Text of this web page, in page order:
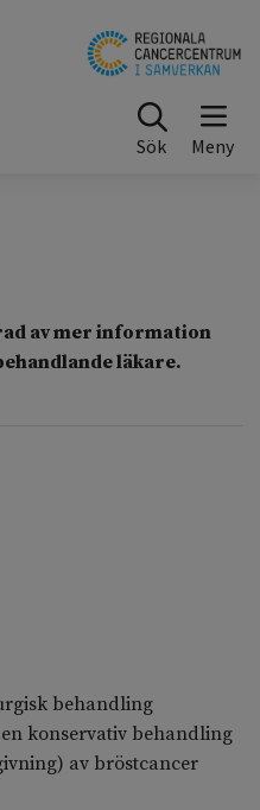
Sök
av mer information
läkare.
behandling
konservativ behandling
av bröstcancer